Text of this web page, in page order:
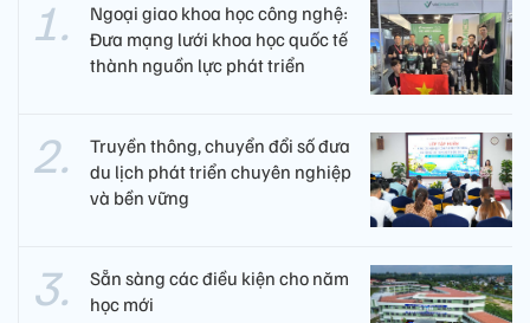
Ngoại giao khoa học công nghệ:
Đưa mạng lưới khoa học quốc tế
thành nguồn lực phát triển
Truyền thông, chuyển đổi số đưa
du lịch phát triển chuyên nghiệp
và bền vững
Sẵn sàng các điều kiện cho năm
học mới